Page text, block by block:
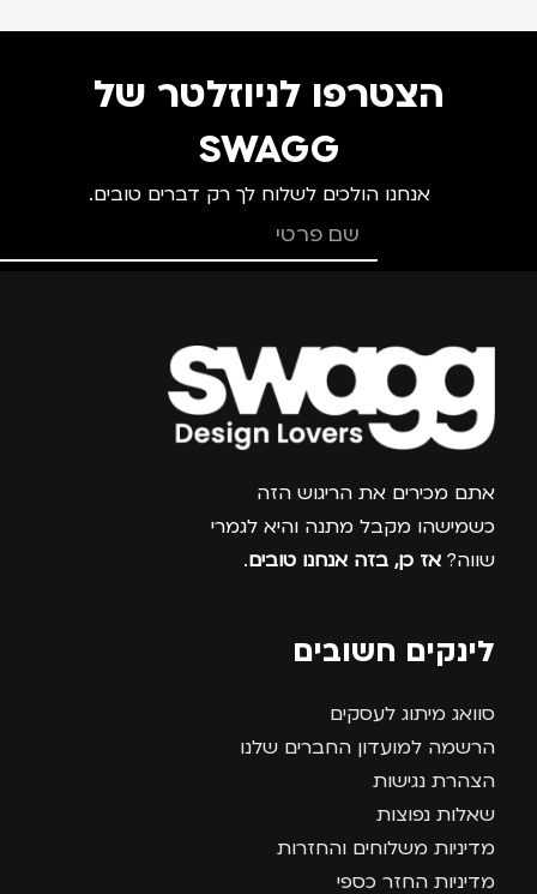
הצטרפו לניוזלטר של
SWAGG
אנחנו הולכים לשלוח לך רק דברים טובים.
צרפו אותי למועדון
אתם מכירים את הריגוש הזה
כשמישהו מקבל מתנה והיא לגמרי
שווה? אז כן, בזה אנחנו טובים.
לינקים חשובים
סוואג מיתוג לעסקים
הרשמה למועדון החברים שלנו
הצהרת נגישות
שאלות נפוצות
מדיניות משלוחים והחזרות
מדיניות החזר כספי